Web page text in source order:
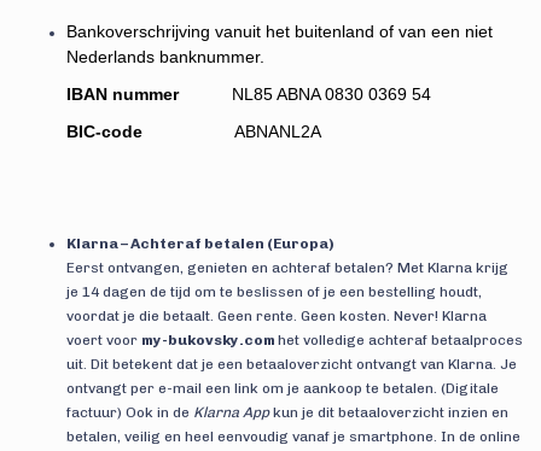
Bankoverschrijving vanuit het buitenland of van een niet
Nederlands banknummer.
IBAN nummer NL85 ABNA 0830 0369 54
BIC-code ABNANL2A
Klarna – Achteraf betalen (Europa)
Eerst ontvangen, genieten en achteraf betalen? Met Klarna krijg
je 14 dagen de tijd om te beslissen of je een bestelling houdt,
voordat je die betaalt. Geen rente. Geen kosten. Never! Klarna
voert voor my-bukovsky.com het volledige achteraf betaalproces
uit. Dit betekent dat je een betaaloverzicht ontvangt van Klarna. Je
ontvangt per e-mail een link om je aankoop te betalen. (Digitale
factuur) Ook in de Klarna Appkun je dit betaaloverzicht inzien en
betalen, veilig en heel eenvoudig vanaf je smartphone. In de online